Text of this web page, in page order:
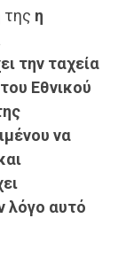
της η
την ταχεία
του Εθνικού
να
λόγο αυτό